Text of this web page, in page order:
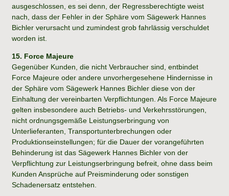
ausgeschlossen, es sei denn, der Regressberechtigte weist
nach, dass der Fehler in der Sphäre vom Sägewerk Hannes
Bichler verursacht und zumindest grob fahrlässig verschuldet
worden ist.
15. Force Majeure
Gegenüber Kunden, die nicht Verbraucher sind, entbindet
Force Majeure oder andere unvorhergesehene Hindernisse in
der Sphäre vom Sägewerk Hannes Bichler diese von der
Einhaltung der vereinbarten Verpflichtungen. Als Force Majeure
gelten insbesondere auch Betriebs- und Verkehrsstörungen,
nicht ordnungsgemäße Leistungserbringung von
Unterlieferanten, Transportunterbrechungen oder
Produktionseinstellungen; für die Dauer der vorangeführten
Behinderung ist das Sägewerk Hannes Bichler von der
Verpflichtung zur Leistungserbringung befreit, ohne dass beim
Kunden Ansprüche auf Preisminderung oder sonstigen
Schadenersatz entstehen.